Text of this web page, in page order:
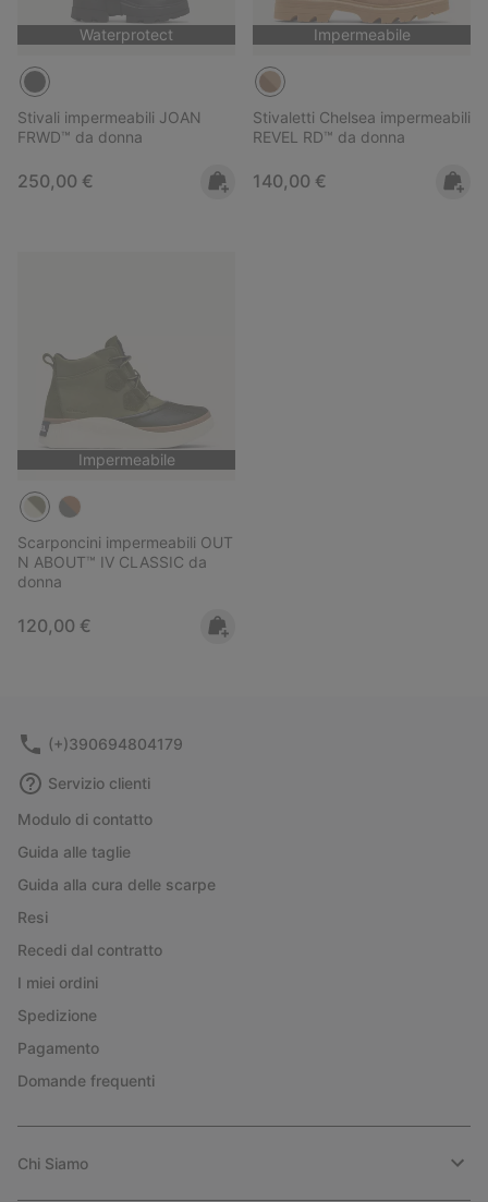
Waterprotect
Stivali impermeabili JOAN
FRWD™ da donna
Regular price:
250,00 €
Impermeabile
Stivaletti Chelsea impermeabili
REVEL RD™ da donna
Regular price:
140,00 €
Impermeabile
Scarponcini impermeabili OUT
N ABOUT™ IV CLASSIC da
donna
Regular price:
120,00 €
(+)390694804179
Servizio clienti
Modulo di contatto
Guida alle taglie
Guida alla cura delle scarpe
Resi
Recedi dal contratto
I miei ordini
Spedizione
Pagamento
Domande frequenti
Chi Siamo